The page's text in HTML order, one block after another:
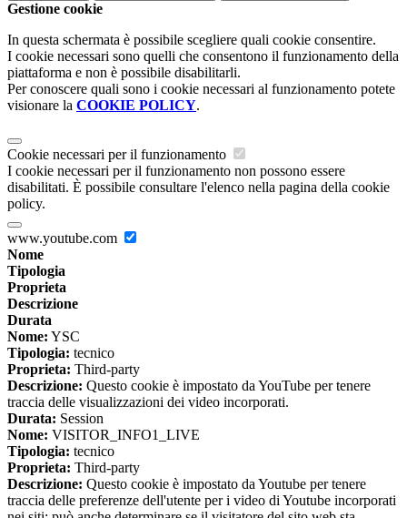
Gestione cookie
In questa schermata è possibile scegliere quali cookie consentire.
I cookie necessari sono quelli che consentono il funzionamento della
piattaforma e non è possibile disabilitarli.
Per conoscere quali sono i cookie necessari al funzionamento potete
visionare la COOKIE POLICY.
Cookie necessari per il funzionamento
I cookie necessari per il funzionamento non possono essere
disabilitati. È possibile consultare l'elenco nella pagina della cookie
policy.
www.youtube.com
Nome
Tipologia
Proprieta
Descrizione
Durata
Nome: YSC
Tipologia: tecnico
Proprieta: Third-party
Descrizione: Questo cookie è impostato da YouTube per tenere
traccia delle visualizzazioni dei video incorporati.
Durata: Session
Nome: VISITOR_INFO1_LIVE
Tipologia: tecnico
Proprieta: Third-party
Descrizione: Questo cookie è impostato da Youtube per tenere
traccia delle preferenze dell'utente per i video di Youtube incorporati